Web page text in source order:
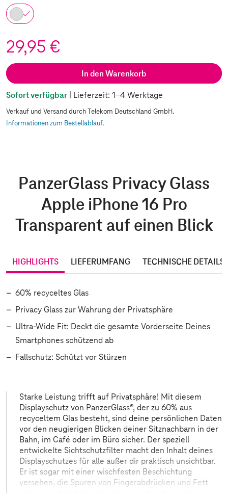
29,95 €
In den Warenkorb
Sofort verfügbar | Lieferzeit: 1-4 Werktage
Verkauf und Versand durch Telekom Deutschland GmbH.
Informationen zum Bestellablauf.
PanzerGlass Privacy Glass
Apple iPhone 16 Pro
Transparent auf einen Blick
HIGHLIGHTS LIEFERUMFANG TECHNISCHE DETAILS
60% recyceltes Glas
Privacy Glass zur Wahrung der Privatsphäre
Ultra-Wide Fit: Deckt die gesamte Vorderseite Deines
Smartphones schützend ab
Fallschutz: Schützt vor Stürzen
Starke Leistung trifft auf Privatsphäre! Mit diesem
Displayschutz von PanzerGlass®, der zu 60% aus
recyceltem Glas besteht, sind deine persönlichen Daten
vor den neugierigen Blicken deiner Sitznachbarn in der
Bahn, im Café oder im Büro sicher. Der speziell
entwickelte Sichtschutzfilter macht den Inhalt deines
Displayschutzes für alle außer dir praktisch unsichtbar.
Er ist sogar mit einer wischfesten Beschichtung
versehen, die Spuren von Fingerabdrücken und Fett